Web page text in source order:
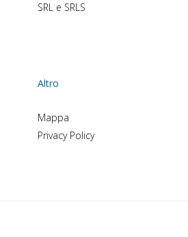
SRL e SRLS
Altro
Mappa
Privacy Policy